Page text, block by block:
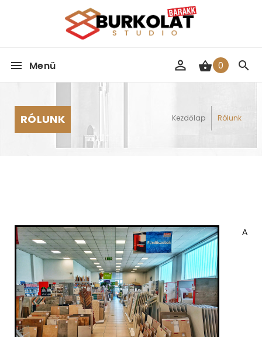
Menü 0
RÓLUNK Kezdőlap Rólunk
A